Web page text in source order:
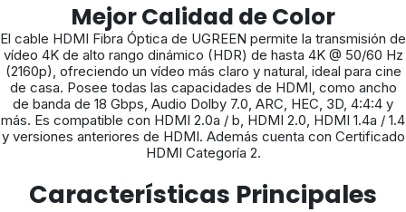
Mejor Calidad de Color
El cable HDMI Fibra Óptica de UGREEN permite la transmisión de
vídeo 4K de alto rango dinámico (HDR) de hasta 4K @ 50/60 Hz
(2160p), ofreciendo un vídeo más claro y natural, ideal para cine
de casa. Posee todas las capacidades de HDMI, como ancho
de banda de 18 Gbps, Audio Dolby 7.0, ARC, HEC, 3D, 4:4:4 y
más. Es compatible con HDMI 2.0a / b, HDMI 2.0, HDMI 1.4a / 1.4
y versiones anteriores de HDMI. Además cuenta con Certificado
HDMI Categoría 2.
Características Principales